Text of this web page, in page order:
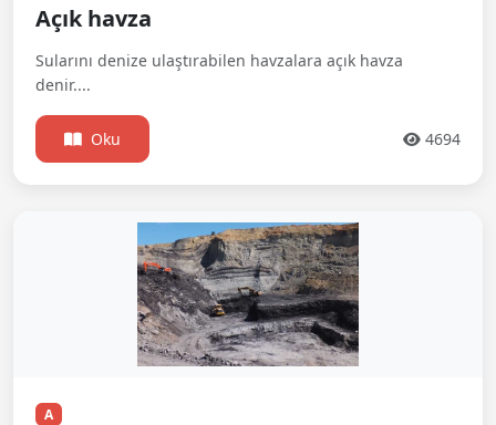
Açık havza
Sularını denize ulaştırabilen havzalara açık havza
denir....
Oku 4694
A